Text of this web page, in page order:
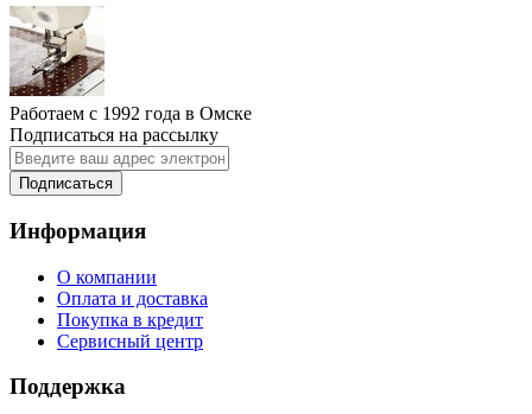
Работаем с 1992 года в Омске
Подписаться на рассылку
Подписаться
Информация
О компании
Оплата и доставка
Покупка в кредит
Сервисный центр
Поддержка